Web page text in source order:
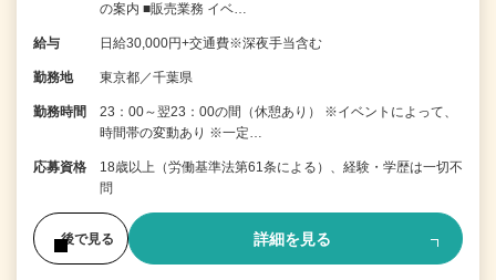
の案内 ■販売業務 イベ…
給与 日給30,000円+交通費※深夜手当含む
勤務地 東京都／千葉県
勤務時間
23：00～翌23：00の間（休憩あり） ※イベントによって、
時間帯の変動あり ※一定…
応募資格
18歳以上（労働基準法第61条による）、経験・学歴は一切不
問
後で見る 詳細を見る